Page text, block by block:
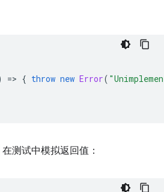
=> { throw new Error(
在测试中模拟返回值：